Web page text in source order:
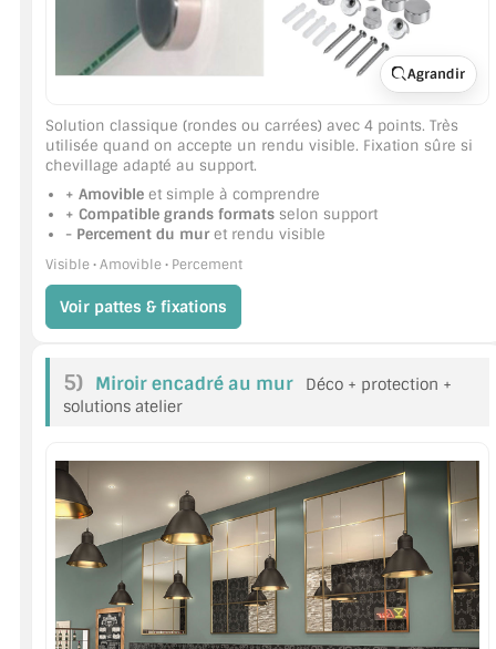
NOUS CONTACTER
Agrandir
Solution classique (rondes ou carrées) avec 4 points. Très
utilisée quand on accepte un rendu visible. Fixation sûre si
chevillage adapté au support.
+ Amovible et simple à comprendre
+ Compatible grands formats selon support
- Percement du muret rendu visible
Visible • Amovible • Percement
Voir pattes & fixations
5) Miroir encadré au mur
Déco + protection +
solutions atelier